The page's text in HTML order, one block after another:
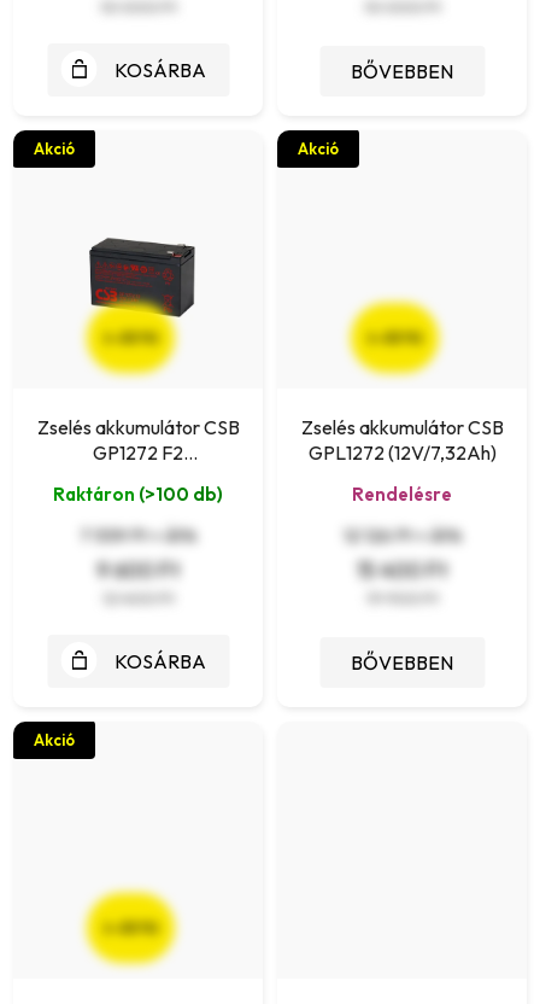
KOSÁRBA BŐVEBBEN
Akció
Zselés akkumulátor CSB
GP1272 F2
Raktáron (>100 db)
7 559 Ft + ÁFA
9 600 Ft
(–22 %)
KOSÁRBA
Akció
Zselés akkumulátor CSB
GPL1272 (12V/7,32Ah)
Rendelésre
12 126 Ft + ÁFA
15 400 Ft
(–22 %)
BŐVEBBEN
Akció
(–22 %)